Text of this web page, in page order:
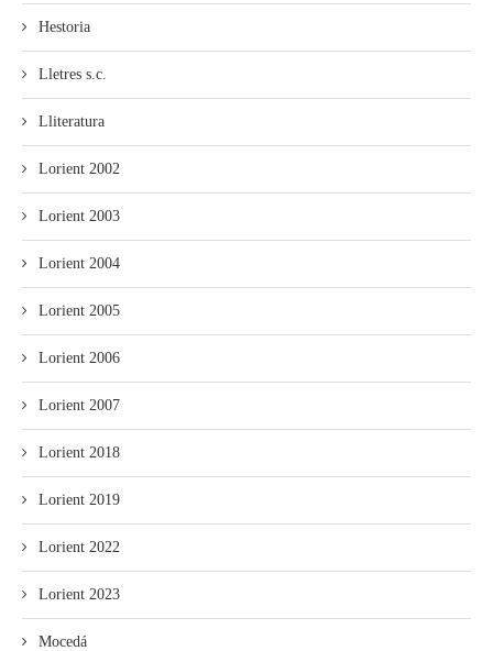
Hestoria
Lletres s.c.
Lliteratura
Lorient 2002
Lorient 2003
Lorient 2004
Lorient 2005
Lorient 2006
Lorient 2007
Lorient 2018
Lorient 2019
Lorient 2022
Lorient 2023
Mocedá